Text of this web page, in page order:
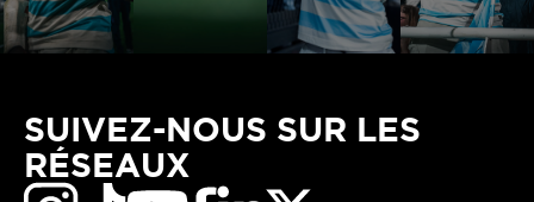
SUIVEZ-NOUS SUR LES
RÉSEAUX